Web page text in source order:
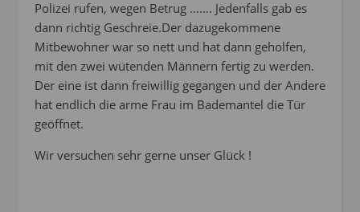
Polizei rufen, wegen Betrug ……. Jedenfalls gab es
dann richtig Geschreie.Der dazugekommene
Mitbewohner war so nett und hat dann geholfen,
mit den zwei wütenden Männern fertig zu werden.
Der eine ist dann freiwillig gegangen und der Andere
hat endlich die arme Frau im Bademantel die Tür
geöffnet.
Wir versuchen sehr gerne unser Glück !